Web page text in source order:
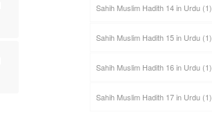
Sahih Muslim Hadith 14 in Urdu(1)
Sahih Muslim Hadith 15 in Urdu(1)
Sahih Muslim Hadith 16 in Urdu(1)
Sahih Muslim Hadith 17 in Urdu(1)